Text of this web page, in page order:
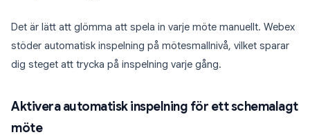
Det är lätt att glömma att spela in varje möte manuellt. Webex
stöder automatisk inspelning på mötesmallnivå, vilket sparar
dig steget att trycka på inspelning varje gång.
Aktivera automatisk inspelning för ett schemalagt
möte